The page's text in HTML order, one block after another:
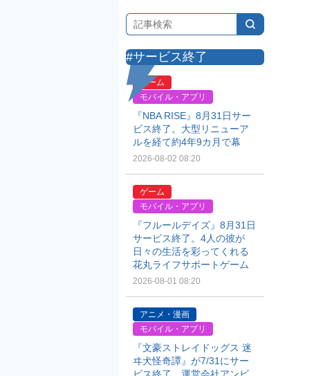
#サービス終了
ゲーム
モバイル・アプリ
『NBA RISE』8月31日サー
ビス終了。大型リニューア
ルを経て約4年9カ月で幕
2026-08-02 08:20
ゲーム
モバイル・アプリ
『フルールデイズ』8月31日
サービス終了。4人の彼が
日々の生活を彩ってくれる
花丸ライフサポートゲーム
2026-08-01 08:20
アニメ・漫画
モバイル・アプリ
『文豪ストレイドッグス 迷
ヰ犬怪奇譚』が7/31にサー